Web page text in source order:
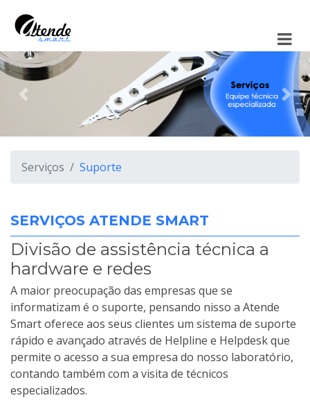
Anterior
Serviços Suporte
SERVIÇOS ATENDE SMART
Divisão de assistência técnica a
hardware e redes
A maior preocupação das empresas que se
informatizam é o suporte, pensando nisso a Atende
Smart oferece aos seus clientes um sistema de suporte
rápido e avançado através de Helpline e Helpdesk que
permite o acesso a sua empresa do nosso laboratório,
contando também com a visita de técnicos
especializados.